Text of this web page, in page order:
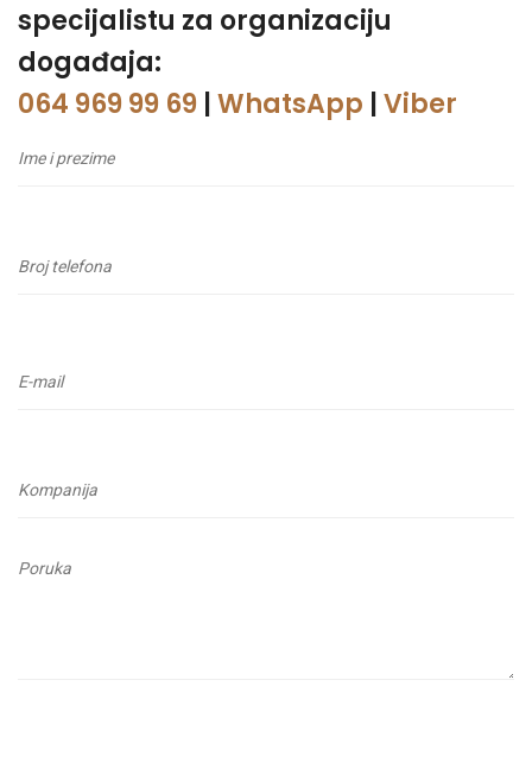
specijalistu za organizaciju
događaja:
064 969 99 69 |WhatsApp |Viber